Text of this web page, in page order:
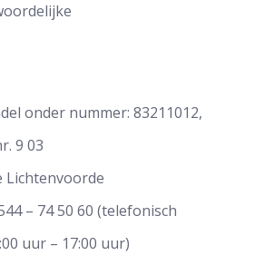
onder nummer: 83211012,
9 03
Lichtenvoorde
– 74 50 60 (telefonisch
uur – 17:00 uur)